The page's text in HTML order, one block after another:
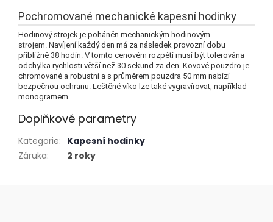
Pochromované mechanické kapesní hodinky
Hodinový strojek je poháněn mechanickým hodinovým
strojem. Navíjení každý den má za následek provozní dobu
přibližně 38 hodin. V tomto cenovém rozpětí musí být tolerována
odchylka rychlosti větší než 30 sekund za den. Kovové pouzdro je
chromované a robustní a s průměrem pouzdra 50 mm nabízí
bezpečnou ochranu. Leštěné víko lze také vygravírovat, například
monogramem.
Doplňkové parametry
Kategorie: Kapesní hodinky
Záruka: 2 roky
Z